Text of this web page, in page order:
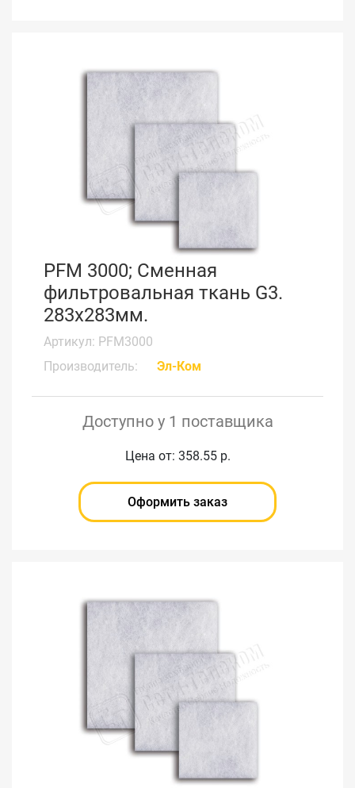
PFM 3000; Сменная
фильтровальная ткань G3.
283x283мм.
Артикул: PFM3000
Производитель:
Эл-Ком
Доступно у 1 поставщика
Цена от: 358.55 р.
Оформить заказ